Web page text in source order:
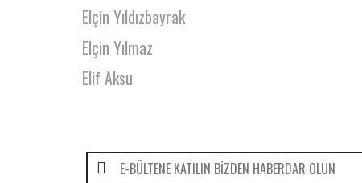
Elçin Yıldızbayrak
Elçin Yılmaz
Elif Aksu
Elif Güven